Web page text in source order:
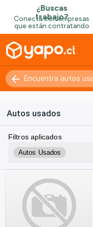
Autos usados
Filtros aplicados
Autos Usados